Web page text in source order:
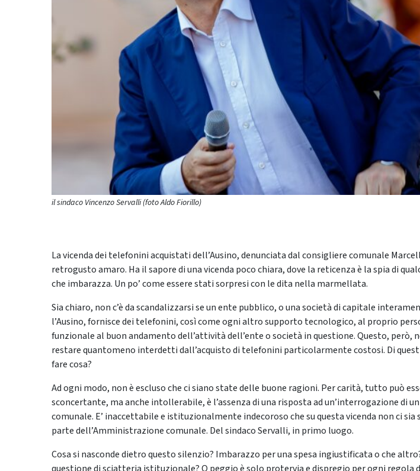
il sindaco Vincenzo Servalli (foto Aldo Fiorillo)
La vicenda dei telefonini acquistati dell’Ausino, denunciata dal consigliere comunale
retrogusto amaro. Ha il sapore di una vicenda poco chiara, dove la reticenza è la spia di
che imbarazza. Un po’ come essere stati sorpresi con le dita nella marmellata.
Sia chiaro, non c’è da scandalizzarsi se un ente pubblico, o una società di capitale
l’Ausino, fornisce dei telefonini, così come ogni altro supporto tecnologico, al proprio
funzionale al buon andamento dell’attività dell’ente o società in questione. Questo, però,
restare quantomeno interdetti dall’acquisto di telefonini particolarmente costosi. Di
fare cosa?
Ad ogni modo, non è escluso che ci siano state delle buone ragioni. Per carità, tutto può
sconcertante, ma anche intollerabile, è l’assenza di una risposta ad un’interrogazione di
comunale. E’ inaccettabile e istituzionalmente indecoroso che su questa vicenda non ci sia
parte dell’Amministrazione comunale. Del sindaco Servalli, in primo luogo.
Cosa si nasconde dietro questo silenzio? Imbarazzo per una spesa ingiustificata o che